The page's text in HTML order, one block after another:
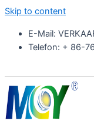
Skip to content
E-Mail:
Telefon: + 86-